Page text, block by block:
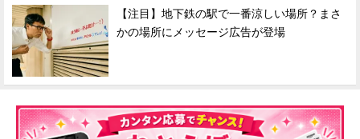
【注目】地下鉄の駅で一番涼しい場所？まさ
かの場所にメッセージ広告が登場